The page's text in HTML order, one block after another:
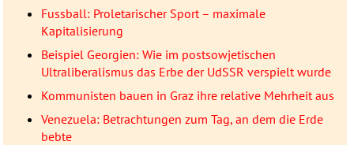
Fussball: Proletarischer Sport – maximale
Kapitalisierung
Beispiel Georgien: Wie im postsowjetischen
Ultraliberalismus das Erbe der UdSSR verspielt wurde
Kommunisten bauen in Graz ihre relative Mehrheit aus
Venezuela: Betrachtungen zum Tag, an dem die Erde
bebte